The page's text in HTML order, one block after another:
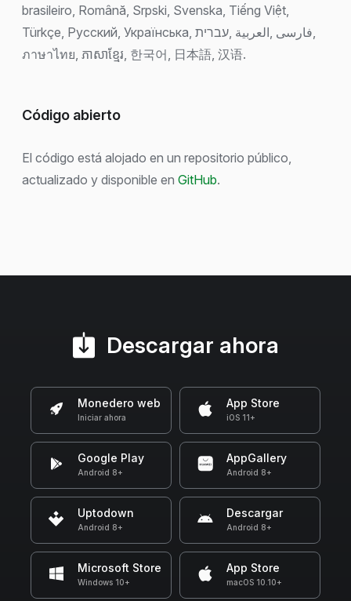
brasileiro, Română, Srpski, Svenska, Tiếng Việt,
Türkçe, Русский, Українська, فارسی ,العربية ,עברית,
ภาษาไทย, ភាសាខ្មែរ, 한국어, 日本語, 汉语.
Código abierto
El código está alojado en un repositorio público,
actualizado y disponible en GitHub.
Descargar ahora
Monedero web
Iniciar ahora
App Store
iOS 11+
Google Play
Android 8+
AppGallery
Android 8+
Uptodown
Android 8+
Descargar
Android 8+
Microsoft Store
Windows 10+
App Store
macOS 10.10+